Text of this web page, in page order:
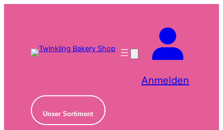
Anmelden
Unser Sortiment